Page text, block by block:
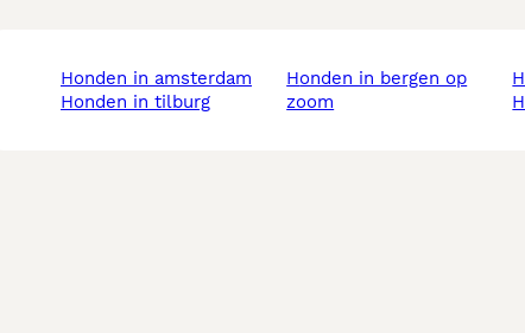
honden in amsterdam
honden in tilburg
honden in bergen op
zoom